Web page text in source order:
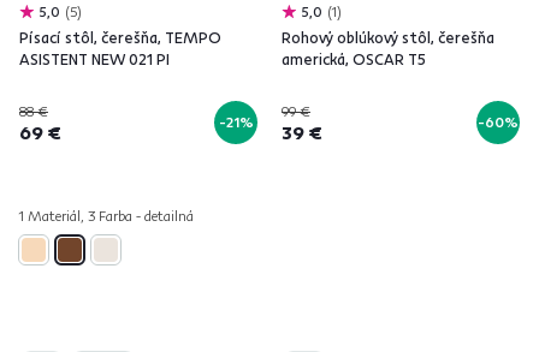
5,0 5
Písací stôl, čerešňa, TEMPO
ASISTENT NEW 021 PI
88 €
69 € -21%
1 Materiál, 3 Farba - detailná
5,0 1
Rohový oblúkový stôl, čerešňa
americká, OSCAR T5
99 €
39 € -60%